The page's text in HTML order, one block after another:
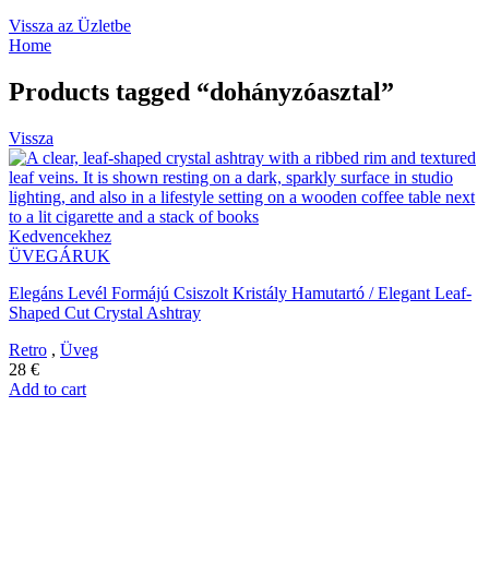
Vissza az Üzletbe
Home
Products tagged “dohányzóasztal”
Vissza
Kedvencekhez
ÜVEGÁRUK
Elegáns Levél Formájú Csiszolt Kristály Hamutartó / Elegant Leaf-
Shaped Cut Crystal Ashtray
Retro , Üveg
28 €
Add to cart